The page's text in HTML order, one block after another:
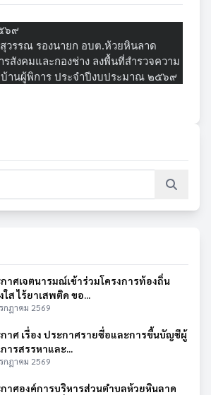
๖๙
วรรณ รองนายก อบต.ห้วยหินลาด
สังคมและกองช่าง ลงพื้นที่สำรวจความ
านผู้พิการ ประจำปีงบประมาณ ๒๕๖๙
าศเจตนารมณ์เข้าร่วมโครงการท้องถิ่น
ใส ไร้ยาเสพติด ขอ...
กฎาคม 2569
าศ เรื่อง ประกาศรายชื่อและการขึ้นบัญชีผู้
ารสรรหาและ...
กฎาคม 2569
าศองค์การบริหารส่วนตำบลห้วยหินลาด